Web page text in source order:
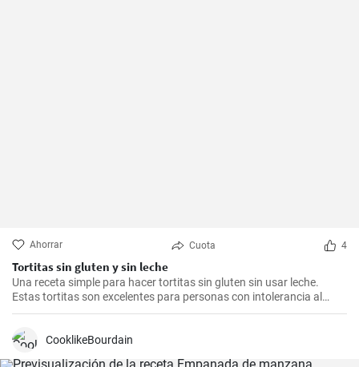
Ahorrar Cuota 4
Tortitas sin gluten y sin leche
Una receta simple para hacer tortitas sin gluten sin usar leche.
Estas tortitas son excelentes para personas con intolerancia al
gluten o la lactosa.
CooklikeBourdain